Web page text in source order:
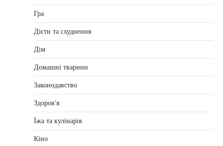
Гра
Дієти та схуднення
Дім
Домашні тварини
Законодавство
Здоров'я
Їжа та кулінарія
Кіно